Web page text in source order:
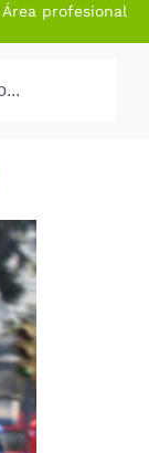
Área profesional